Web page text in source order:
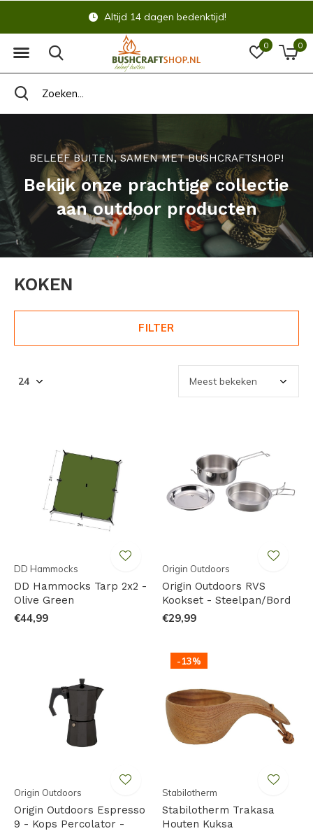
0 0
Altijd 14 dagen bedenktijd!
BELEEF BUITEN, SAMEN MET BUSHCRAFTSHOP!
Bekijk onze prachtige collectie
aan outdoor producten
KOKEN
FILTER
DD Hammocks
DD Hammocks Tarp 2x2 -
Olive Green
€44,99
Origin Outdoors
Origin Outdoors RVS
Kookset - Steelpan/Bord
€29,99
Origin Outdoors
Origin Outdoors Espresso
9 - Kops Percolator -
-13%
Stabilotherm
Stabilotherm Trakasa
Houten Kuksa